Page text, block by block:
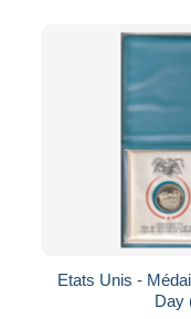
Etats Unis -
Day